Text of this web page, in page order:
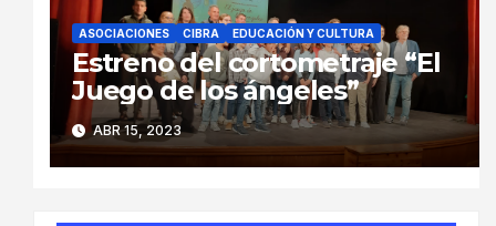
ASOCIACIONES CIBRA EDUCACIÓN Y CULTURA
Estreno del cortometraje “El
Juego de los ángeles”
ABR 15, 2023